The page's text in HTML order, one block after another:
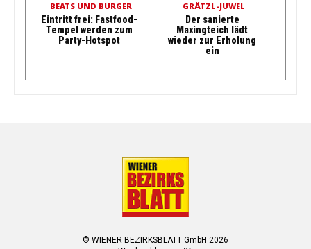
BEATS UND BURGER
Eintritt frei: Fastfood-
Tempel werden zum
Party-Hotspot
GRÄTZL-JUWEL
Der sanierte
Maxingteich lädt
wieder zur Erholung
ein
© WIENER BEZIRKSBLATT GmbH 2026